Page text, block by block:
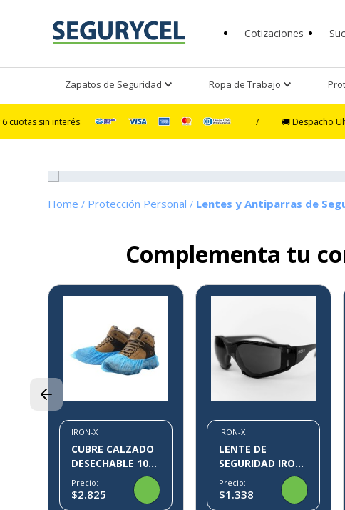
Cotizaciones
Zapatos de Seguridad Ropa de Trabajo
interés / 🚚 Despacho Ultra Exprés
Protección Personal Lentes y Antiparras de
Complementa tu
IRON-X
CUBRE CALZADO
DESECHABLE 100
PARES KLIN IRON-
X
Precio:
$2.825
IRON-X
LENTE DE
SEGURIDAD IRON-
X IX09
Precio:
$1.338